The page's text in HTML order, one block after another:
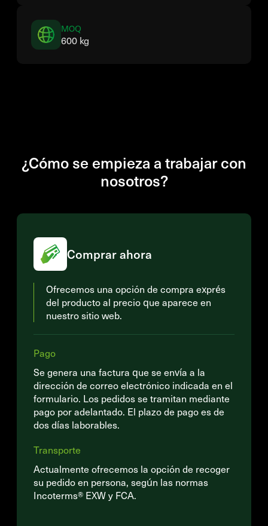
MOQ
600 kg
¿Cómo se empieza a trabajar con
nosotros?
Comprar ahora
Ofrecemos una opción de compra exprés
del producto al precio que aparece en
nuestro sitio web.
Pago
Se genera una factura que se envía a la
dirección de correo electrónico indicada en el
formulario. Los pedidos se tramitan mediante
pago por adelantado. El plazo de pago es de
dos días laborables.
Transporte
Actualmente ofrecemos la opción de recoger
su pedido en persona, según las normas
Incoterms® EXW y FCA.